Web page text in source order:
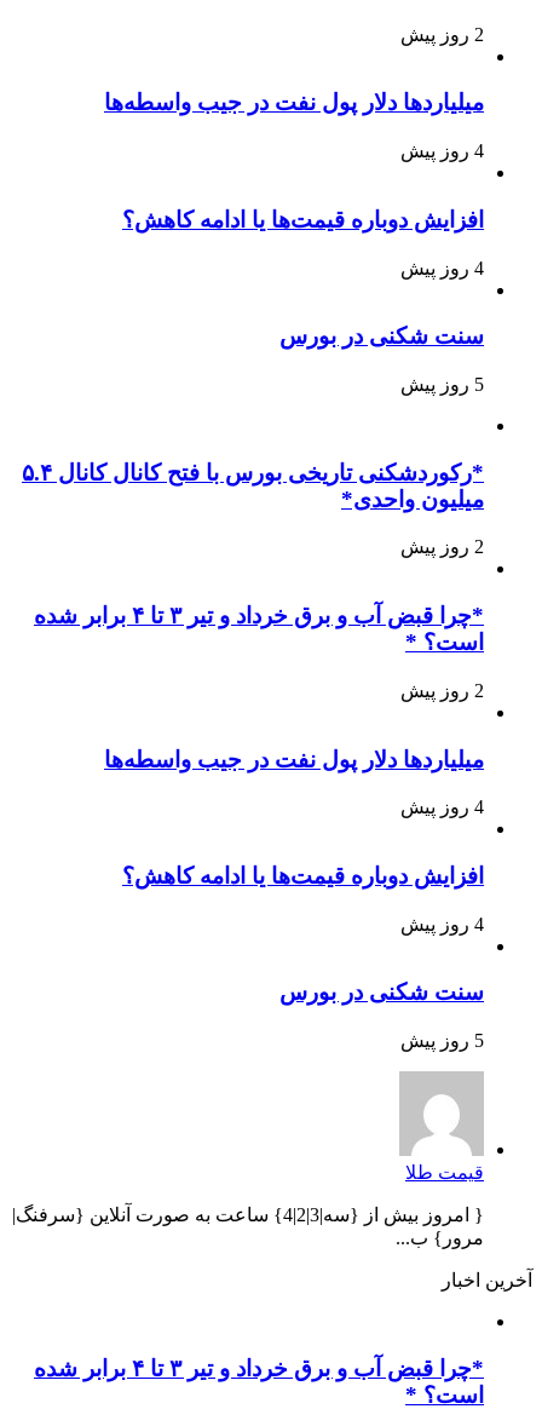
2 روز پیش
میلیاردها دلار پول نفت در جیب واسطه‌ها
4 روز پیش
افزایش دوباره قیمت‌ها یا ادامه کاهش؟
4 روز پیش
سنت شکنی در بورس
5 روز پیش
*رکوردشکنی تاریخی بورس با فتح کانال کانال ۵.۴
میلیون واحدی*
2 روز پیش
*چرا قبض آب و برق خرداد و تیر ۳ تا ۴ برابر شده
است؟ *
2 روز پیش
میلیاردها دلار پول نفت در جیب واسطه‌ها
4 روز پیش
افزایش دوباره قیمت‌ها یا ادامه کاهش؟
4 روز پیش
سنت شکنی در بورس
5 روز پیش
قیمت طلا
{ امروز بیش از {سه|3|2|4} ساعت به صورت آنلاین {سرفنگ|
مرور} ب...
آخرین اخبار
*چرا قبض آب و برق خرداد و تیر ۳ تا ۴ برابر شده
است؟ *